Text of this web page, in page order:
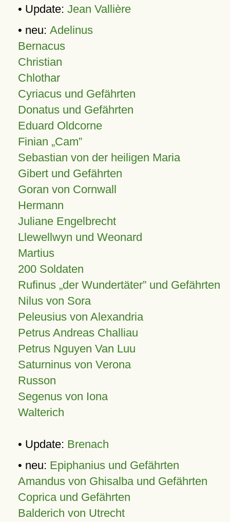
• Update: Jean Vallière
• neu: Adelinus
Bernacus
Christian
Chlothar
Cyriacus und Gefährten
Donatus und Gefährten
Eduard Oldcorne
Finian Cam
Sebastian von der heiligen Maria
Gibert und Gefährten
Goran von Cornwall
Hermann
Juliane Engelbrecht
Llewellwyn und Weonard
Martius
200 Soldaten
Rufinus „der Wundertäter” und Gefährten
Nilus von Sora
Peleusius von Alexandria
Petrus Andreas Challiau
Petrus Nguyen Van Luu
Saturninus von Verona
Russon
Segenus von Iona
Walterich
• Update: Brenach
• neu: Epiphanius und Gefährten
Amandus von Ghisalba und Gefährten
Coprica und Gefährten
Balderich von Utrecht